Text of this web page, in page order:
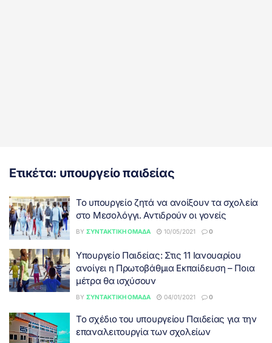
Ετικέτα: υπουργείο παιδείας
Το υπουργείο ζητά να ανοίξουν τα σχολεία
στο Μεσολόγγι. Αντιδρούν οι γονείς
BY ΣΥΝΤΑΚΤΙΚΉ ΟΜΆΔΑ 10/05/2021 0
Υπουργείο Παιδείας: Στις 11 Ιανουαρίου
ανοίγει η Πρωτοβάθμια Εκπαίδευση – Ποια
μέτρα θα ισχύσουν
BY ΣΥΝΤΑΚΤΙΚΉ ΟΜΆΔΑ 04/01/2021 0
Το σχέδιο του υπουργείου Παιδείας για την
επαναλειτουργία των σχολείων